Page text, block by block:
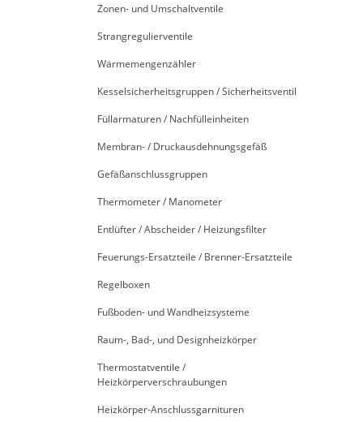
Zonen- und Umschaltventile
Strangregulierventile
Wärmemengenzähler
Kesselsicherheitsgruppen / Sicherheitsventil
Füllarmaturen / Nachfülleinheiten
Membran- / Druckausdehnungsgefäß
Gefäßanschlussgruppen
Thermometer / Manometer
Entlüfter / Abscheider / Heizungsfilter
Feuerungs-Ersatzteile / Brenner-Ersatzteile
Regelboxen
Fußboden- und Wandheizsysteme
Raum-, Bad-, und Designheizkörper
Thermostatventile /
Heizkörperverschraubungen
Heizkörper-Anschlussgarnituren